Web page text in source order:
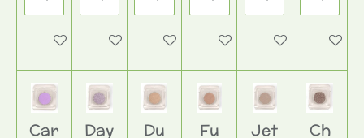
In winkelwagenIn winkelwagenIn winkelwagenIn winkelwagenIn winkelwagen
In
Car Day Du Fu Jet Ch